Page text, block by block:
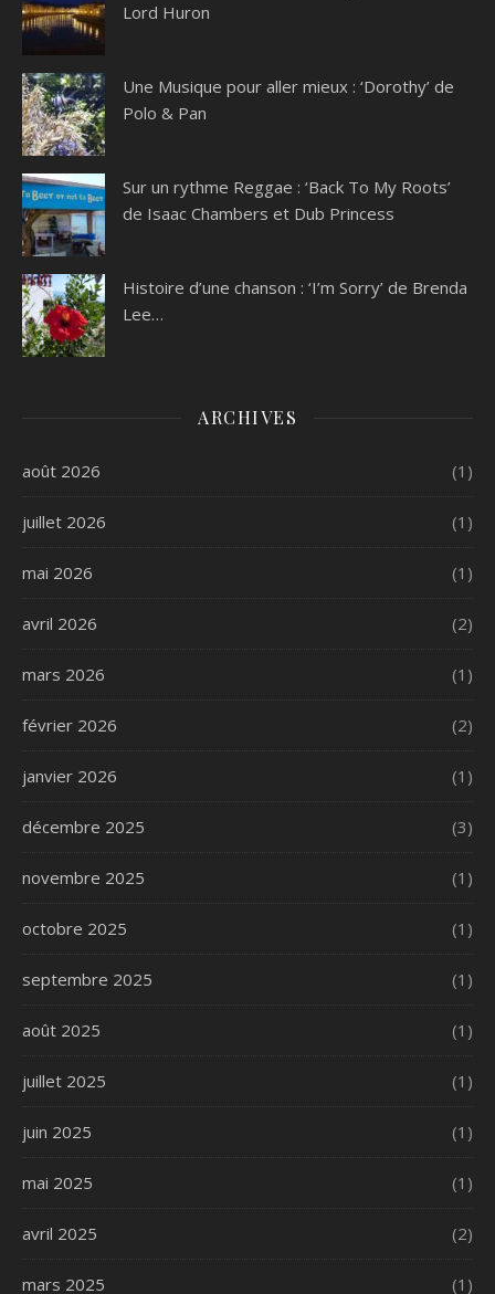
Lord Huron
Une Musique pour aller mieux : ‘Dorothy’ de
Polo & Pan
Sur un rythme Reggae : ‘Back To My Roots’
de Isaac Chambers et Dub Princess
Histoire d’une chanson : ‘I’m Sorry’ de Brenda
Lee…
ARCHIVES
août 2026 (1)
juillet 2026 (1)
mai 2026 (1)
avril 2026 (2)
mars 2026 (1)
février 2026 (2)
janvier 2026 (1)
décembre 2025 (3)
novembre 2025 (1)
octobre 2025 (1)
septembre 2025 (1)
août 2025 (1)
juillet 2025 (1)
juin 2025 (1)
mai 2025 (1)
avril 2025 (2)
mars 2025 (1)